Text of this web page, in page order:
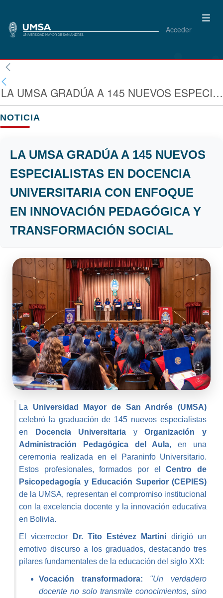
Acceder
LA UMSA GRADÚA A 145 NUEVOS ESPECIALISTAS EN DOCENCIA UNIVERSITARIA CON ENFOQUE EN INNOVACIÓN PEDAGÓGICA Y TRANSFORMACIÓN SOCIAL
NOTICIA
LA UMSA GRADÚA A 145 NUEVOS
ESPECIALISTAS EN DOCENCIA
UNIVERSITARIA CON ENFOQUE
EN INNOVACIÓN PEDAGÓGICA Y
TRANSFORMACIÓN SOCIAL
La Universidad Mayor de San Andrés (UMSA)
celebró la graduación de 145 nuevos especialistas
en
Docencia Universitaria yOrganización y
Administración Pedagógica del Aula, en una
ceremonia realizada en el Paraninfo Universitario.
Estos profesionales, formados por elCentro de
Psicopedagogía y Educación Superior (CEPIES)
de la UMSA, representan el compromiso institucional
con la excelencia docente y la innovación educativa
en Bolivia.
El vicerrector Dr. Tito Estévez Martini dirigió un
emotivo discurso a los graduados, destacando tres
pilares fundamentales de la educación del siglo XXI:
Vocación transformadora:
"Un verdadero
docente no solo transmite conocimientos, sino